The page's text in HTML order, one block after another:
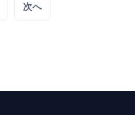
次へ